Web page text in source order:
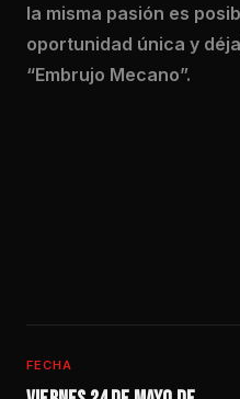
la misma pasión es
oportunidad única y
“Embrujo Mecano”.
FECHA